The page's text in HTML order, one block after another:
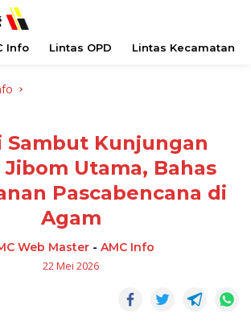
Info Lintas OPD Lintas Kecamatan
Sambut Kunjungan
Utama, Bahas
Pascabencana di
Agam
Web Master- AMC Info
22 Mei 2026